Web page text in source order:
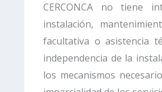
CERCONCA no tiene
instalación,
facultativa o asistencia
independencia de la
los mecanismos